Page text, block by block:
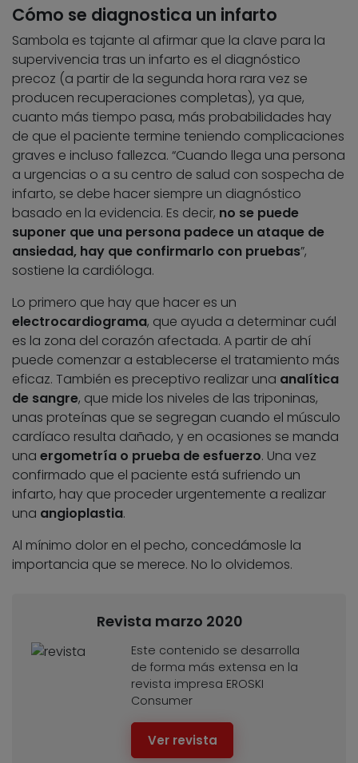
Cómo se diagnostica un infarto
Sambola es tajante al afirmar que la clave para la
supervivencia tras un infarto es el diagnóstico
precoz (a partir de la segunda hora rara vez se
producen recuperaciones completas), ya que,
cuanto más tiempo pasa, más probabilidades hay
de que el paciente termine teniendo complicaciones
graves e incluso fallezca. “Cuando llega una persona
a urgencias o a su centro de salud con sospecha de
infarto, se debe hacer siempre un diagnóstico
basado en la evidencia. Es decir, no se puede
suponer que una persona padece un ataque de
ansiedad, hay que confirmarlo con pruebas”,
sostiene la cardióloga.
Lo primero que hay que hacer es un
electrocardiograma, que ayuda a determinar cuál
es la zona del corazón afectada. A partir de ahí
puede comenzar a establecerse el tratamiento más
eficaz. También es preceptivo realizar una analítica
de sangre, que mide los niveles de las triponinas,
unas proteínas que se segregan cuando el músculo
cardíaco resulta dañado, y en ocasiones se manda
una ergometría o prueba de esfuerzo. Una vez
confirmado que el paciente está sufriendo un
infarto, hay que proceder urgentemente a realizar
una angioplastia.
Al mínimo dolor en el pecho, concedámosle la
importancia que se merece. No lo olvidemos.
Revista marzo 2020
Este contenido se desarrolla
de forma más extensa en la
revista impresa EROSKI
Consumer
Ver revista